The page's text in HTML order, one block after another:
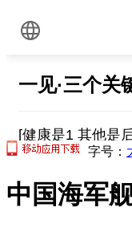
字号：
中国海军